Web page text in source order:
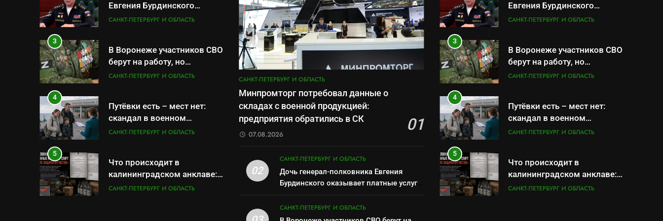
Евгения Бурдинского
оказывает платные услуги
САНКТ-ПЕТЕРБУРГ И ОБЛАСТЬ
3
В Воронеже участников СВО
берут на работу, но
удержаться удаётся не всем
САНКТ-ПЕТЕРБУРГ И ОБЛАСТЬ
4
Путёвки есть – мест нет:
скандал в военном
санатории Владивостока
САНКТ-ПЕТЕРБУРГ И ОБЛАСТЬ
5
Что происходит в
калининградском анклаве:
военные изымают спирт
САНКТ-ПЕТЕРБУРГ И ОБЛАСТЬ
САНКТ-ПЕТЕРБУРГ И ОБЛАСТЬ
Минпромторг потребовал данные о
складах с военной продукцией:
предприятия обратились в СК
01
07.08.2026
02
САНКТ-ПЕТЕРБУРГ И ОБЛАСТЬ
Дочь генерал-полковника Евгения
Бурдинского оказывает платные услуги
бронирования
САНКТ-ПЕТЕРБУРГ И ОБЛАСТЬ
Евгения Бурдинского
оказывает платные услуги
САНКТ-ПЕТЕРБУРГ И ОБЛАСТЬ
3
В Воронеже участников СВО
берут на работу, но
удержаться удаётся не всем
САНКТ-ПЕТЕРБУРГ И ОБЛАСТЬ
4
Путёвки есть – мест нет:
скандал в военном
санатории Владивостока
САНКТ-ПЕТЕРБУРГ И ОБЛАСТЬ
5
Что происходит в
калининградском анклаве:
военные изымают спирт
САНКТ-ПЕТЕРБУРГ И ОБЛАСТЬ